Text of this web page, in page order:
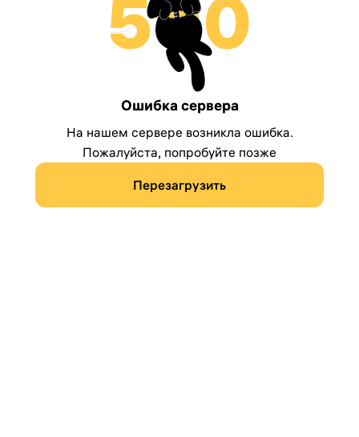
Ошибка сервера
На нашем сервере возникла ошибка.
Пожалуйста, попробуйте позже
Перезагрузить